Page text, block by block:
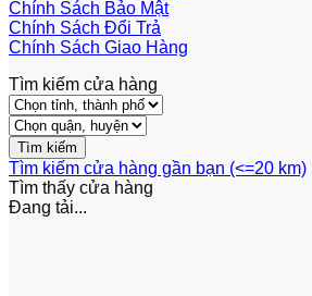
Chính Sách Bảo Mật
Chính Sách Đổi Trả
Chính Sách Giao Hàng
Tìm kiếm cửa hàng
Tìm kiếm cửa hàng gần bạn (<=20 km)
Tìm thấy cửa hàng
Đang tải...